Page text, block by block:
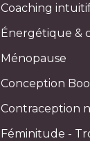
Coaching
Énergétique &
Ménopause
Conception
Contraception
Féminitude -